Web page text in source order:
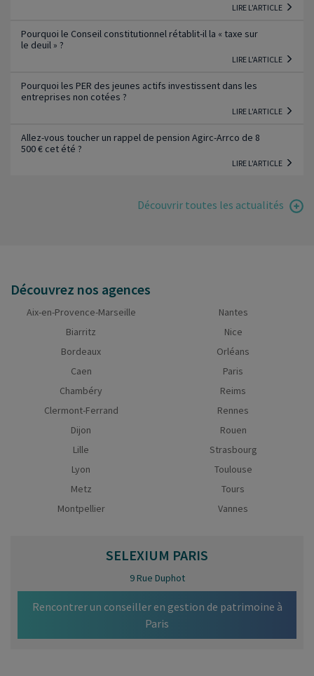
LIRE L'ARTICLE
Pourquoi le Conseil constitutionnel rétablit-il la « taxe sur
le deuil » ?
LIRE L'ARTICLE
Pourquoi les PER des jeunes actifs investissent dans les
entreprises non cotées ?
LIRE L'ARTICLE
Allez-vous toucher un rappel de pension Agirc-Arrco de 8
500 € cet été ?
LIRE L'ARTICLE
Découvrir toutes les actualités
Découvrez nos agences
Aix-en-Provence-Marseille
Biarritz
Bordeaux
Caen
Chambéry
Clermont-Ferrand
Dijon
Lille
Lyon
Metz
Montpellier
Nantes
Nice
Orléans
Paris
Reims
Rennes
Rouen
Strasbourg
Toulouse
Tours
Vannes
SELEXIUM PARIS
9 Rue Duphot
Rencontrer un conseiller en gestion de patrimoine à
Paris